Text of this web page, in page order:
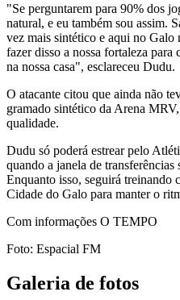
"Se perguntarem para 90% dos
natural, e eu também sou assim.
vez mais sintético e aqui no Galo
fazer disso a nossa fortaleza
na nossa casa", esclareceu Dudu.
O atacante citou que ainda não
gramado sintético da Arena
qualidade.
Dudu só poderá estrear pelo
quando a janela de transferências
Enquanto isso, seguirá treinando
Cidade do Galo para manter o
Com informações O TEMPO
Foto: Espacial FM
Galeria de fotos